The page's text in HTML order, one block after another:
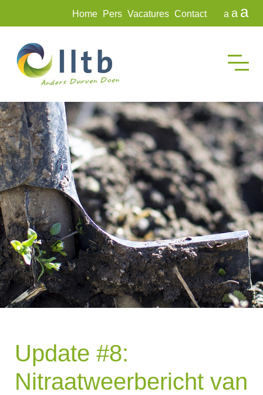
Home Pers Vacatures Contact a a a
Update #8:
Nitraatweerbericht van